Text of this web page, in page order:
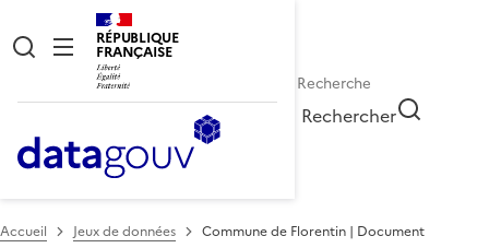
RÉPUBLIQUE
FRANÇAISE
Rechercher
Accueil Jeux de données
Commune de Florentin | Document